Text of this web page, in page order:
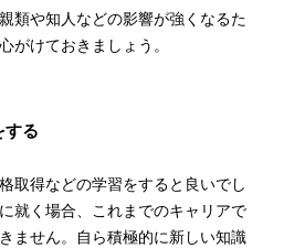
類や知人などの影響が強くなるた
がけておきましょう。
する
取得などの学習をすると良いでし
就く場合、これまでのキャリアで
ません。自ら積極的に新しい知識